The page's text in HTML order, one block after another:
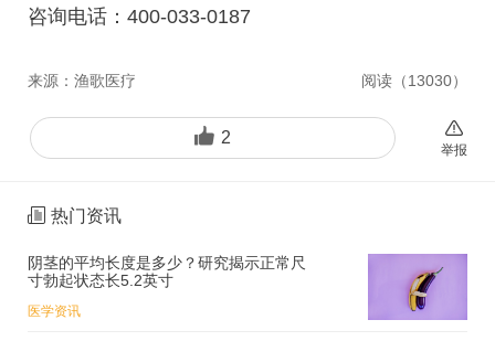
咨询电话：400-033-0187
来源： 渔歌医疗 阅读（13030）
2
举报
热门资讯
阴茎的平均长度是多少？研究揭示正常尺
寸勃起状态长5.2英寸
医学资讯